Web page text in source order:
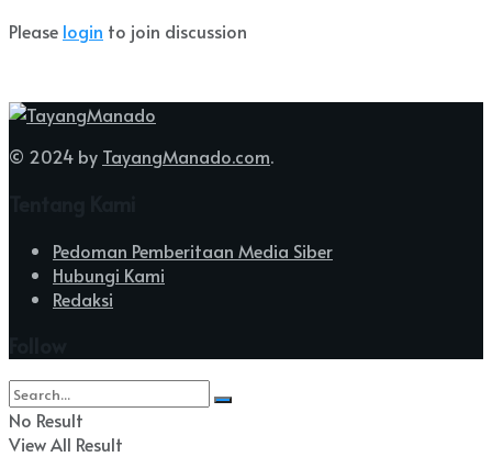
Please login to join discussion
© 2024 by TayangManado.com.
Pedoman Pemberitaan Media Siber
Hubungi Kami
Redaksi
No Result
View All Result